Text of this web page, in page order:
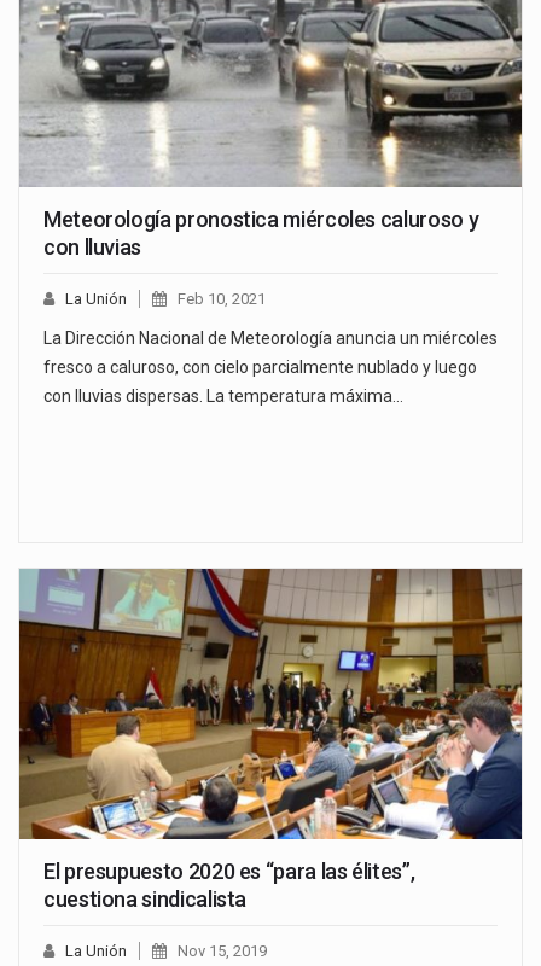
Meteorología pronostica miércoles caluroso y
con lluvias
La Unión Feb 10, 2021
La Dirección Nacional de Meteorología anuncia un miércoles
fresco a caluroso, con cielo parcialmente nublado y luego
con lluvias dispersas. La temperatura máxima…
El presupuesto 2020 es “para las élites”,
cuestiona sindicalista
La Unión Nov 15, 2019